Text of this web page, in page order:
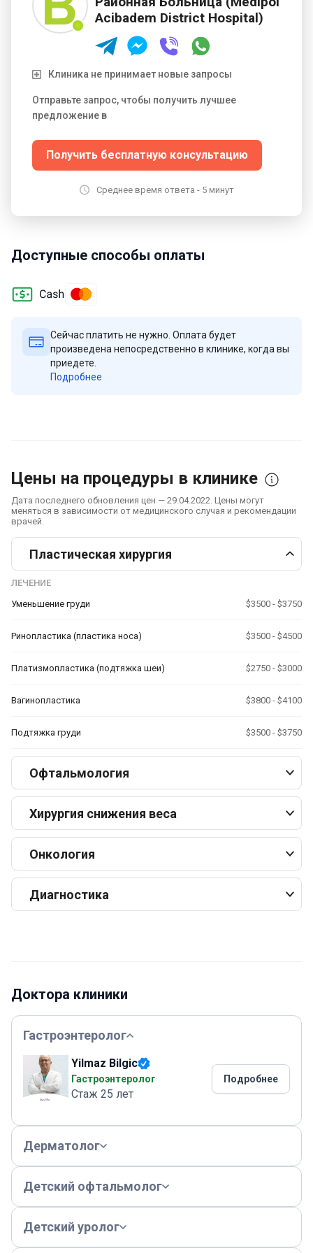
Acibadem District Hospital)
Клиника не принимает новые запросы
Отправьте запрос, чтобы получить лучшее
предложение в
Получить бесплатную консультацию
Среднее время ответа - 5 минут
Доступные способы оплаты
Сейчас платить не нужно. Оплата будет
произведена непосредственно в клинике, когда вы
приедете.
Подробнее
Цены на процедуры в клинике
Дата последнего обновления цен — 29.04.2022. Цены могут
меняться в зависимости от медицинского случая и рекомендации
врачей.
Пластическая хирургия
ЛЕЧЕНИЕ
Уменьшение груди
$3500 - $3750
Ринопластика (пластика носа) $3500 - $4500
Платизмопластика (подтяжка шеи) $2750 - $3000
Вагинопластика $3800 - $4100
Подтяжка груди $3500 - $3750
Офтальмология
Хирургия снижения веса
Онкология
Диагностика
Доктора клиники
Гастроэнтеролог
Yilmaz Bilgic
Гастроэнтеролог
Стаж 25 лет
Подробнее
Дерматолог
Детский офтальмолог
Детский уролог